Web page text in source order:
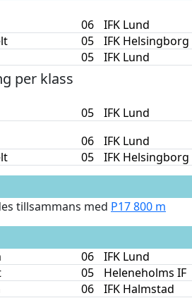
06 IFK Lund
05 IFK Helsingborg
05 IFK Lund
per klass
05 IFK Lund
06 IFK Lund
05 IFK Helsingborg
tillsammans med P17 800 m
06 IFK Lund
05 Heleneholms IF
06 IFK Halmstad